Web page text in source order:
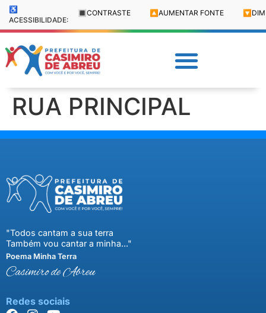
♿
ACESSIBILIDADE:
🔳 CONTRASTE 🔼 AUMENTAR FONTE 🔽
RUA PRINCIPAL
"Todos cantam a sua terra
Também vou cantar a minha..."
Poema Minha Terra
Casimiro de Abreu
Redes sociais